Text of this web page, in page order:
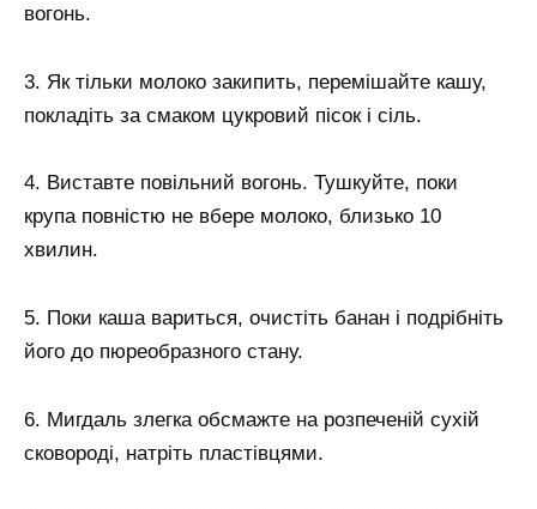
вогонь.
3. Як тільки молоко закипить, перемішайте кашу,
покладіть за смаком цукровий пісок і сіль.
4. Виставте повільний вогонь. Тушкуйте, поки
крупа повністю не вбере молоко, близько 10
хвилин.
5. Поки каша вариться, очистіть банан і подрібніть
його до пюреобразного стану.
6. Мигдаль злегка обсмажте на розпеченій сухій
сковороді, натріть пластівцями.